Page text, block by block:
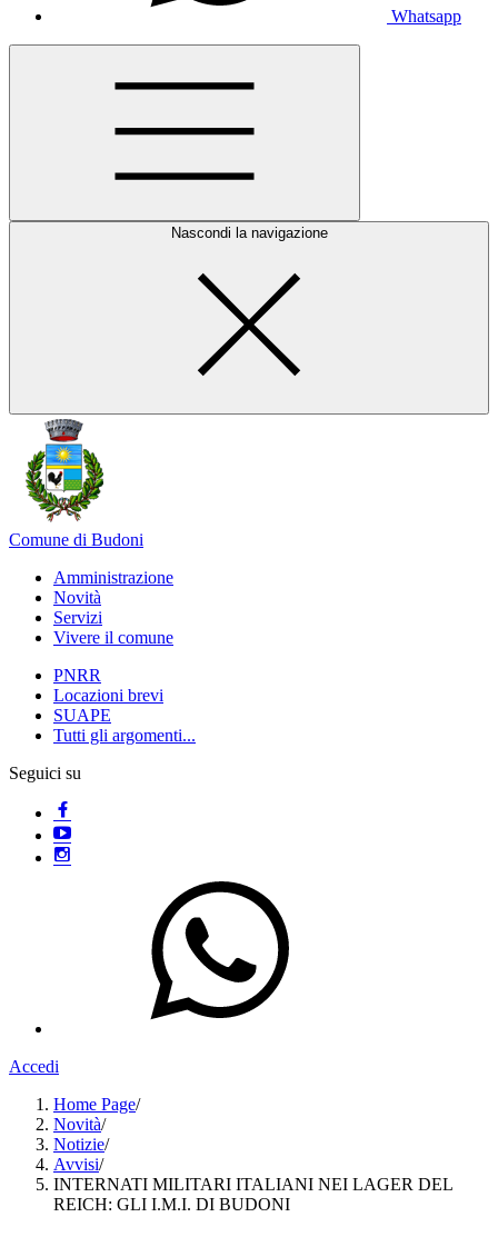
Whatsapp
Nascondi la navigazione
Comune di Budoni
Amministrazione
Novità
Servizi
Vivere il comune
PNRR
Locazioni brevi
SUAPE
Tutti gli argomenti...
Seguici su
Accedi
Home Page/
Novità/
Notizie/
Avvisi/
INTERNATI MILITARI ITALIANI NEI LAGER DEL
REICH: GLI I.M.I. DI BUDONI